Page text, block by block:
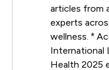
articles from
experts
wellness. *
International
Health 2025